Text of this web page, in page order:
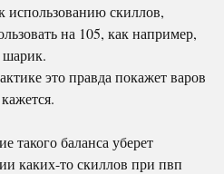
скиллов,
на 105, как например,
шарик.
это правда покажет варов
такого баланса уберет
каких-то скиллов при пвп